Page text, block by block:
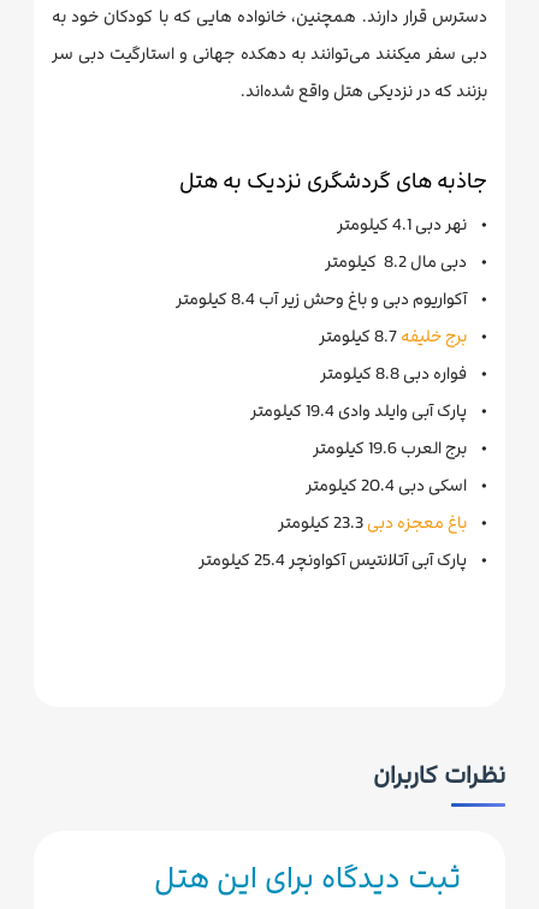
دسترس قرار دارند. همچنین، خانواده هایی که با کودکان خود به
دبی سفر میکنند می‌توانند به دهکده جهانی و استارگیت دبی سر
بزنند که در نزدیکی هتل واقع شده‌اند.
جاذبه های گردشگری نزدیک به هتل
• نهر دبی 4.1 کیلومتر
• دبی مال 8.2 کیلومتر
• آکواریوم دبی و باغ وحش زیر آب 8.4 کیلومتر
• برج خلیفه
• فواره دبی 8.8 کیلومتر
• پارک آبی وایلد وادی 19.4 کیلومتر
• برج العرب 19.6 کیلومتر
• اسکی دبی 20.4 کیلومتر
• باغ معجزه دبی
• پارک آبی آتلانتیس آکواونچر 25.4 کیلومتر
نظرات کاربران
ثبت دیدگاه برای این هتل